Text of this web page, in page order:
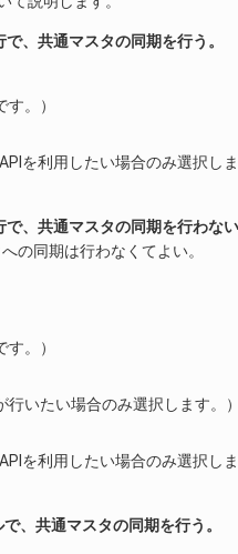
、共通マスタの同期を行う。
。）
を利用したい場合のみ選択しま
、共通マスタの同期を行わない
の同期は行わなくてよい。
。）
いたい場合のみ選択します。）
を利用したい場合のみ選択しま
共通マスタの同期を行う。